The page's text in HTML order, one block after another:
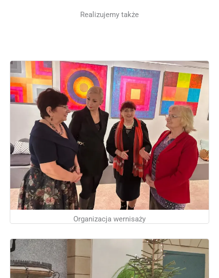
Realizujemy także
Organizacja wernisaży